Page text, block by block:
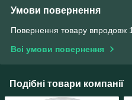
Умови повернення
Повернення товару впродовж
Всі умови повернення
Подібні товари компанії